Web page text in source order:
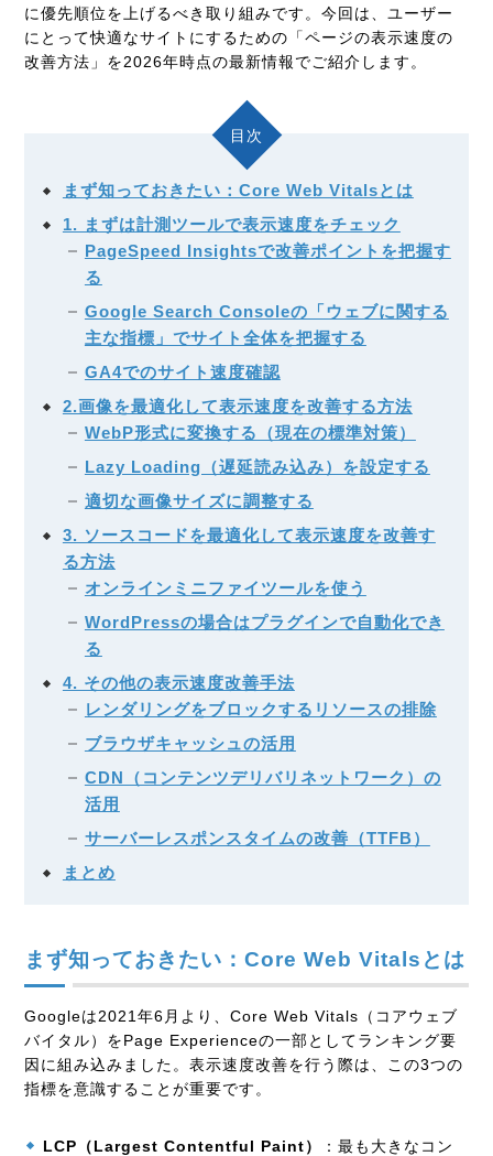
に優先順位を上げるべき取り組みです。今回は、ユーザー
にとって快適なサイトにするための「ページの表示速度の
改善方法」を2026年時点の最新情報でご紹介します。
目次
まず知っておきたい：Core Web Vitalsとは
1. まずは計測ツールで表示速度をチェック
PageSpeed Insightsで改善ポイントを把握す
る
Google Search Consoleの「ウェブに関する
主な指標」でサイト全体を把握する
GA4でのサイト速度確認
2.画像を最適化して表示速度を改善する方法
WebP形式に変換する（現在の標準対策）
Lazy Loading（遅延読み込み）を設定する
適切な画像サイズに調整する
3. ソースコードを最適化して表示速度を改善す
る方法
オンラインミニファイツールを使う
WordPressの場合はプラグインで自動化でき
る
4. その他の表示速度改善手法
レンダリングをブロックするリソースの排除
ブラウザキャッシュの活用
CDN（コンテンツデリバリネットワーク）の
活用
サーバーレスポンスタイムの改善（TTFB）
まとめ
まず知っておきたい：Core Web Vitalsとは
Googleは2021年6月より、Core Web Vitals（コアウェブ
バイタル）をPage Experienceの一部としてランキング要
因に組み込みました。表示速度改善を行う際は、この3つの
指標を意識することが重要です。
LCP（Largest Contentful Paint）
：最も大きなコン